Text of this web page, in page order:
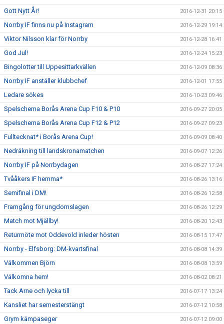
Gott Nytt År! 2016-12-31 20:15
Norrby IF finns nu på Instagram 2016-12-29 19:14
Viktor Nilsson klar för Norrby 2016-12-28 16:41
God Jul! 2016-12-24 15:23
Bingolotter till Uppesittarkvällen 2016-12-09 08:36
Norrby IF anställer klubbchef 2016-12-01 17:55
Ledare sökes 2016-10-23 09:46
Spelschema Borås Arena Cup F10 & P10 2016-09-27 20:05
Spelschema Borås Arena Cup F12 & P12 2016-09-27 09:23
Fulltecknat* i Borås Arena Cup! 2016-09-09 08:40
Nedräkning till landskronamatchen 2016-09-07 12:26
Norrby IF på Norrbydagen 2016-08-27 17:24
Tvååkers IF hemma* 2016-08-26 13:16
Semifinal i DM! 2016-08-26 12:58
Framgång för ungdomslagen 2016-08-26 12:29
Match mot Mjällby! 2016-08-20 12:43
Returmöte mot Oddevold inleder hösten 2016-08-15 17:47
Norrby - Elfsborg: DM-kvartsfinal 2016-08-08 14:39
Välkommen Björn 2016-08-08 13:59
Välkomna hem! 2016-08-02 08:21
Tack Arne och lycka till 2016-07-17 13:24
Kansliet har semesterstängt 2016-07-12 10:58
Grym kämpaseger 2016-07-12 09:00